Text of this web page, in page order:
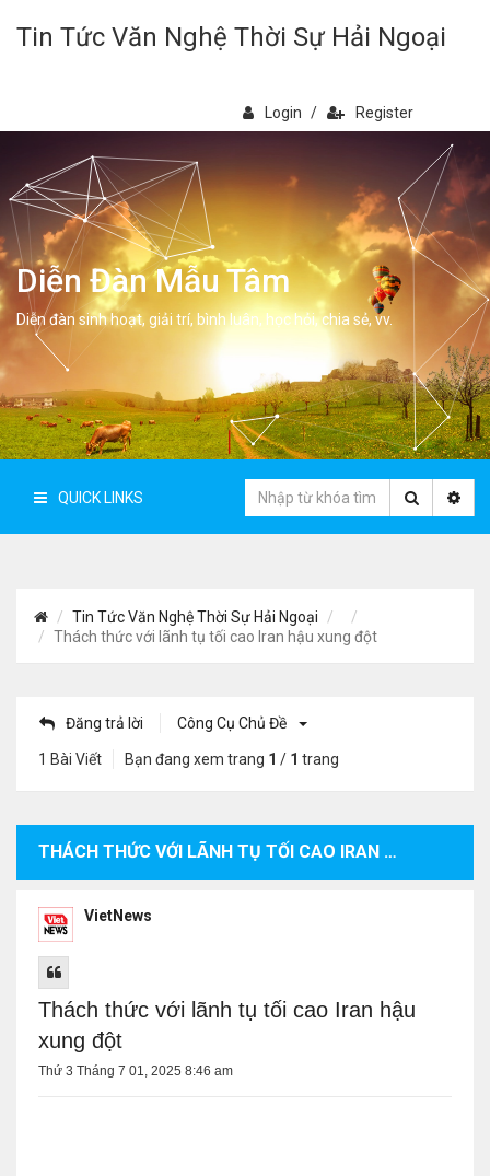
Tin Tức Văn Nghệ Thời Sự Hải Ngoại
Login / Register
Diễn Đàn Mẫu Tâm
Diễn đàn sinh hoạt, giải trí, bình luân, học hỏi, chia sẻ, vv.
QUICK LINKS
Tin Tức Văn Nghệ Thời Sự Hải Ngoại
Thách thức với lãnh tụ tối cao Iran hậu xung đột
Đăng trả lời Công Cụ Chủ Đề
1 Bài Viết Bạn đang xem trang 1 / 1 trang
THÁCH THỨC VỚI LÃNH TỤ TỐI CAO IRAN HẬU XUNG ĐỘT
VietNews
Thách thức với lãnh tụ tối cao Iran hậu
xung đột
Thứ 3 Tháng 7 01, 2025 8:46 am